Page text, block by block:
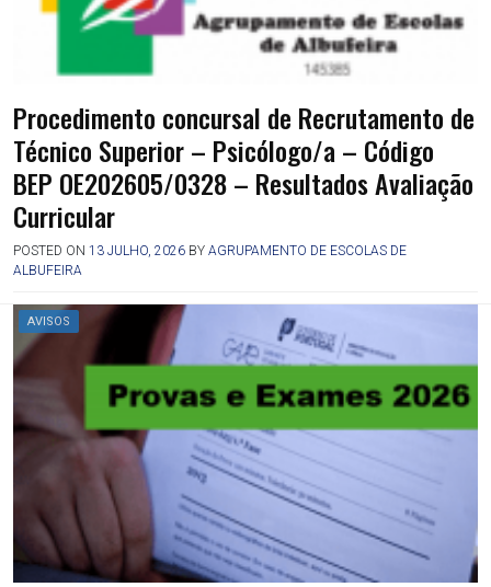
Procedimento concursal de Recrutamento de
Técnico Superior – Psicólogo/a – Código
BEP OE202605/0328 – Resultados Avaliação
Curricular
POSTED ON 13 JULHO, 2026 BY AGRUPAMENTO DE ESCOLAS DE
ALBUFEIRA
AVISOS